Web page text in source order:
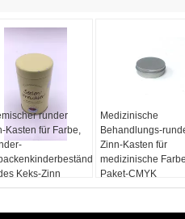
runder
Kasten für Farbe,
Keks-Zinn
Medizinische
Behandlungs-
Zinn-Kasten für
medizinische
Paket-CMYK